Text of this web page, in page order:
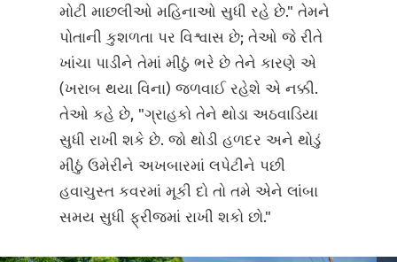
મોટી માછલીઓ મહિનાઓ સુધી રહે છે." તેમને
પોતાની કુશળતા પર વિશ્વાસ છે; તેઓ જે રીતે
ખાંચા પાડીને તેમાં મીઠું ભરે છે તેને કારણે એ
(ખરાબ થયા વિના) જળવાઈ રહેશે એ નક્કી.
તેઓ કહે છે, "ગ્રાહકો તેને થોડા અઠવાડિયા
સુધી રાખી શકે છે. જો થોડી હળદર અને થોડું
મીઠું ઉમેરીને અખબારમાં લપેટીને પછી
હવાચુસ્ત કવરમાં મૂકી દો તો તમે એને લાંબા
સમય સુધી ફ્રીજમાં રાખી શકો છો."